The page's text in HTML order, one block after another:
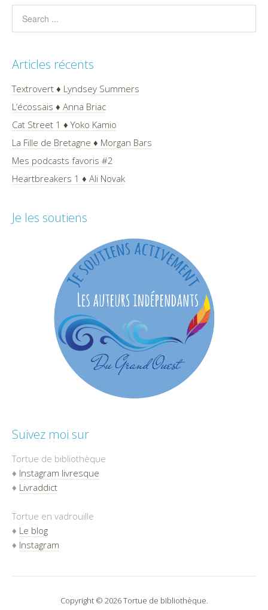
Articles récents
Textrovert ♦ Lyndsey Summers
L’écossais ♦ Anna Briac
Cat Street 1 ♦ Yoko Kamio
La Fille de Bretagne ♦ Morgan Bars
Mes podcasts favoris #2
Heartbreakers 1 ♦ Ali Novak
Je les soutiens
Suivez moi sur
Tortue de bibliothèque
♦ Instagram livresque
♦ Livraddict
Tortue en vadrouille
♦ Le blog
♦ Instagram
Copyright © 2026 Tortue de bibliothèque.